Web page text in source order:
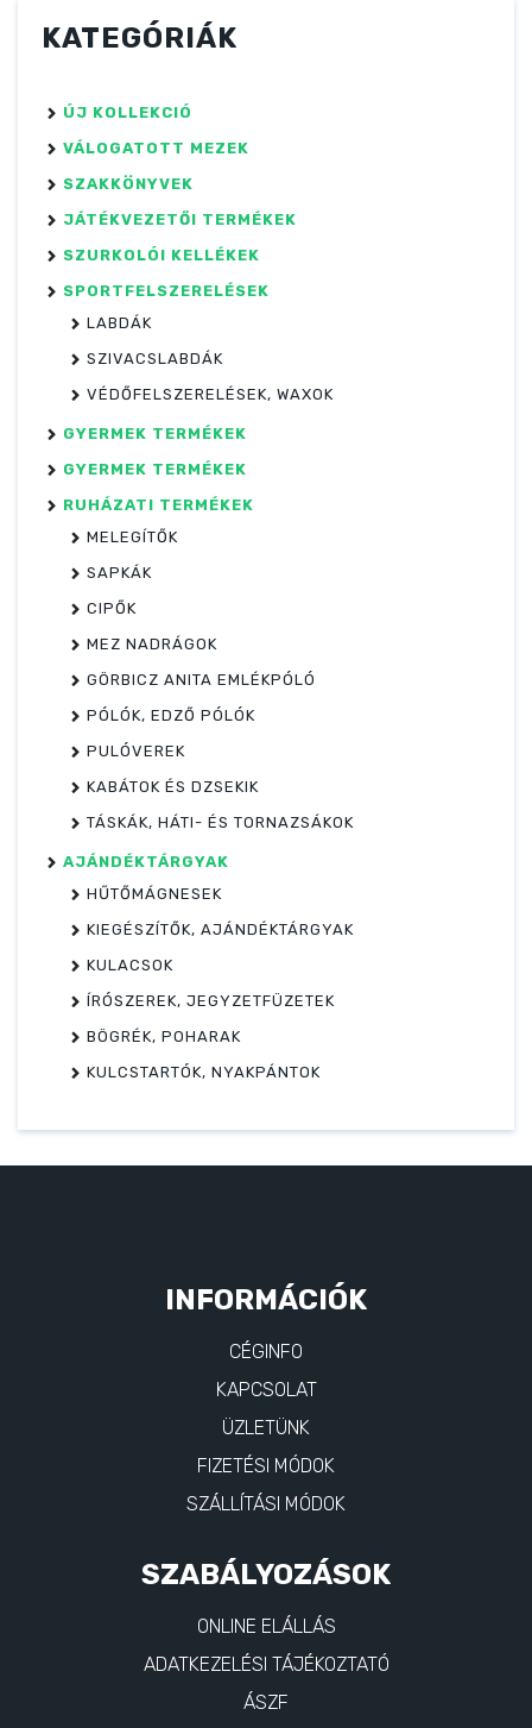
KATEGÓRIÁK
ÚJ KOLLEKCIÓ
VÁLOGATOTT MEZEK
SZAKKÖNYVEK
JÁTÉKVEZETŐI TERMÉKEK
SZURKOLÓI KELLÉKEK
SPORTFELSZERELÉSEK
LABDÁK
SZIVACSLABDÁK
VÉDŐFELSZERELÉSEK, WAXOK
GYERMEK TERMÉKEK
GYERMEK TERMÉKEK
RUHÁZATI TERMÉKEK
MELEGÍTŐK
SAPKÁK
CIPŐK
MEZ NADRÁGOK
GÖRBICZ ANITA EMLÉKPÓLÓ
PÓLÓK, EDZŐ PÓLÓK
PULÓVEREK
KABÁTOK ÉS DZSEKIK
TÁSKÁK, HÁTI- ÉS TORNAZSÁKOK
AJÁNDÉKTÁRGYAK
HŰTŐMÁGNESEK
KIEGÉSZÍTŐK, AJÁNDÉKTÁRGYAK
KULACSOK
ÍRÓSZEREK, JEGYZETFÜZETEK
BÖGRÉK, POHARAK
KULCSTARTÓK, NYAKPÁNTOK
INFORMÁCIÓK
CÉGINFO
KAPCSOLAT
ÜZLETÜNK
FIZETÉSI MÓDOK
SZÁLLÍTÁSI MÓDOK
SZABÁLYOZÁSOK
ONLINE ELÁLLÁS
ADATKEZELÉSI TÁJÉKOZTATÓ
ÁSZF